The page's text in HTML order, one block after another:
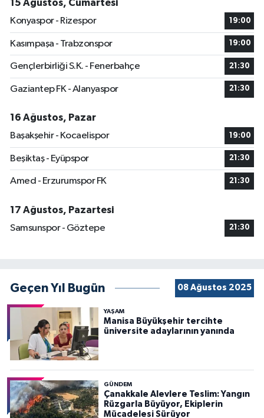
15 Ağustos, Cumartesi
Konyaspor - Rizespor
19:00
Kasımpaşa - Trabzonspor 19:00
Gençlerbirliği S.K. - Fenerbahçe 21:30
Gaziantep FK - Alanyaspor 21:30
16 Ağustos, Pazar
Başakşehir - Kocaelispor
19:00
Beşiktaş - Eyüpspor 21:30
Amed - Erzurumspor FK 21:30
17 Ağustos, Pazartesi
Samsunspor - Göztepe
21:30
Geçen Yıl Bugün 08 Ağustos 2025
YAŞAM
Manisa Büyükşehir tercihte
üniversite adaylarının yanında
GÜNDEM
Çanakkale Alevlere Teslim: Yangın
Rüzgarla Büyüyor, Ekiplerin
Mücadelesi Sürüyor